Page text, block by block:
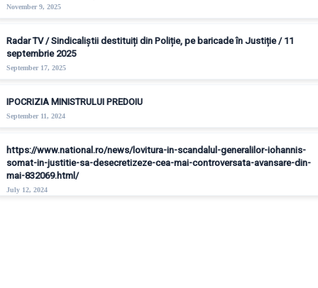
November 9, 2025
Radar TV / Sindicaliștii destituiți din Poliție, pe baricade în Justiție / 11
septembrie 2025
September 17, 2025
IPOCRIZIA MINISTRULUI PREDOIU
September 11, 2024
https://www.national.ro/news/lovitura-in-scandalul-generalilor-iohannis-
somat-in-justitie-sa-desecretizeze-cea-mai-controversata-avansare-din-
mai-832069.html/
July 12, 2024